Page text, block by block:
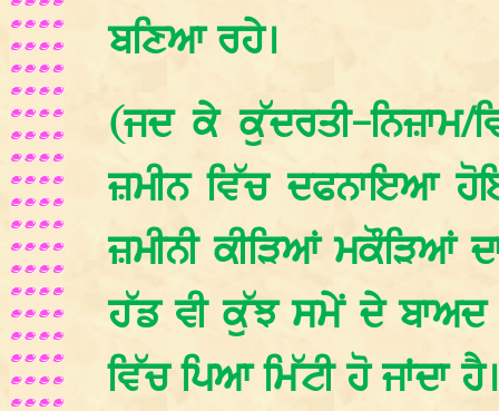
ਬਣਿਆ ਰਹੇ।
(ਜਦ ਕੇ ਕੁੱਦਰਤੀ-ਨਿਜ਼ਾਮ/
ਜ਼ਮੀਨ ਵਿੱਚ ਦਫਨਾਇਆ
ਜ਼ਮੀਨੀ ਕੀੜਿਆਂ ਮਕੌੜਿਆਂ
ਹੱਡ ਵੀ ਕੁੱਝ ਸਮੇਂ ਦੇ ਬਾਅਦ
ਵਿੱਚ ਪਿਆ ਮਿੱਟੀ ਹੋ ਜਾਂਦਾ